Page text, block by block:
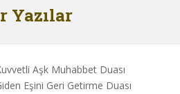
Yazılar
Aşk Muhabbet Duası
Eşini Geri Getirme Duası